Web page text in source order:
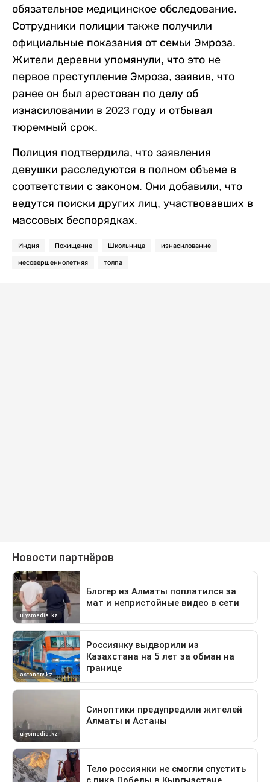
обязательное медицинское обследование.
Сотрудники полиции также получили
официальные показания от семьи Эмроза.
Жители деревни упомянули, что это не
первое преступление Эмроза, заявив, что
ранее он был арестован по делу об
изнасиловании в 2023 году и отбывал
тюремный срок.
Полиция подтвердила, что заявления
девушки расследуются в полном объеме в
соответствии с законом. Они добавили, что
ведутся поиски других лиц, участвовавших в
массовых беспорядках.
Индия Похищение Школьница изнасилование
несовершеннолетняя толпа